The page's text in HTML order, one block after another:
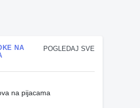
POGLEDAJ SVE
NA
na pijacama